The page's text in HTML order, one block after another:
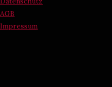
AGB
Impressum